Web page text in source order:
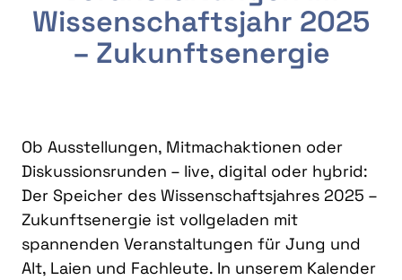
Wissenschaftsjahr 2025
– Zukunftsenergie
Ob Ausstellungen, Mitmachaktionen oder
Diskussionsrunden – live, digital oder hybrid:
Der Speicher des Wissenschaftsjahres 2025 –
Zukunftsenergie ist vollgeladen mit
spannenden Veranstaltungen für Jung und
Alt, Laien und Fachleute. In unserem Kalender